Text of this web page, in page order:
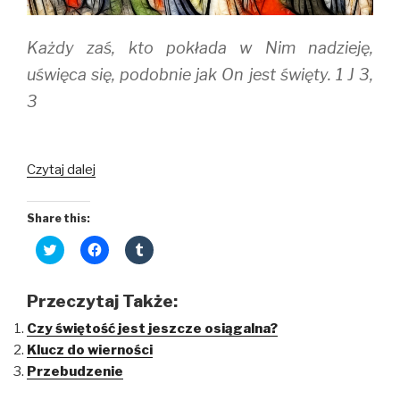
)
Każdy zaś, kto pokłada w Nim nadzieję,
uświęca się, podobnie jak On jest święty. 1 J 3,
3
Czytaj dalej
Share this:
C
l
t
s
h
a
r
e
C
l
t
s
h
a
r
e
C
l
t
s
h
a
r
Przeczytaj Także:
Czy świętość jest jeszcze osiągalna?
Klucz do wierności
Przebudzenie